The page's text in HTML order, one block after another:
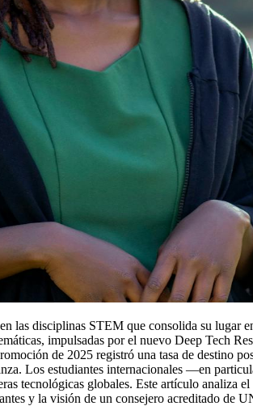
las disciplinas STEM que consolida su lugar
impulsadas por el nuevo Deep Tech
de 2025 registró una tasa de destino
Los estudiantes internacionales —en
tecnológicas globales. Este artículo analiza
y la visión de un consejero acreditado de